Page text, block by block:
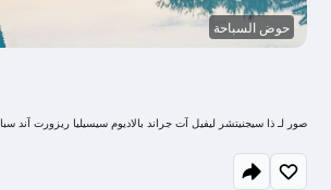
حوض السباحة
صور لـ ذا سيجنيتشر ليفيل آت جراند بالاديوم سيسيليا ريزورت آند سبا